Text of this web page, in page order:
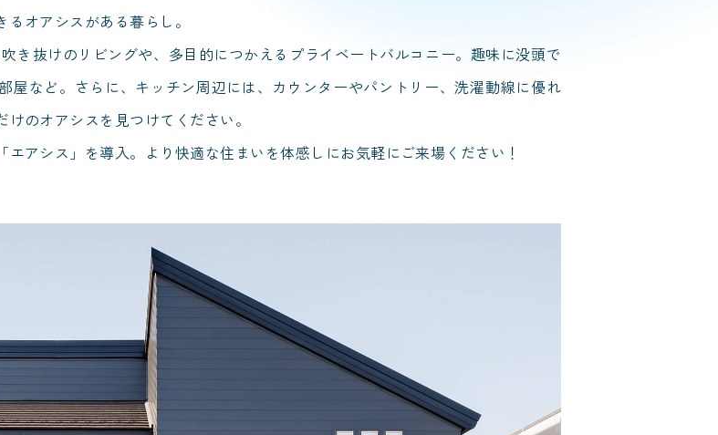
オアシスがある暮らし。
き抜けのリビングや、多目的につかえるプライベートバルコニー。趣味に没頭で
屋など。さらに、キッチン周辺には、カウンターやパントリー、洗濯動線に優れ
のオアシスを見つけてください。
アシス」を導入。より快適な住まいを体感しにお気軽にご来場ください！